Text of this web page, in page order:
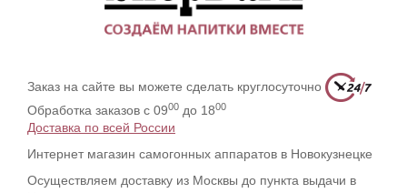
Заказ на сайте вы можете сделать круглосуточно
Обработка заказов с 0900 до 1800
Доставка по всей России
Интернет магазин самогонных аппаратов в Новокузнецке
Осуществляем доставку из Москвы до пункта выдачи в